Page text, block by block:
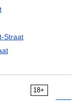
Straat
18+